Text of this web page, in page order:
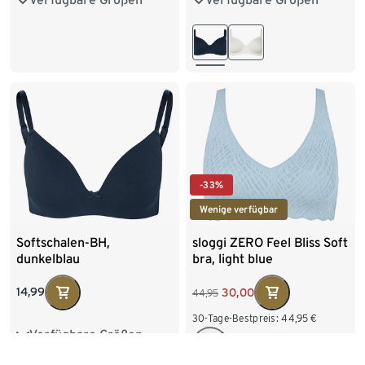
85E 90D
Softschalen-BH,
dunkelblau
14,99
Verfügbare Größen
75A 75B 75C
-33%
Wenige verfügbar
sloggi ZERO Feel Bliss Soft
bra, light blue
44,95 30,00
30-Tage-Bestpreis: 44,95 €